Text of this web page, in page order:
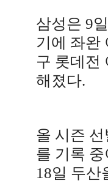
삼성은 9
기에 좌완
구 롯데전
해졌다.
올 시즌
를 기록
18일 두산